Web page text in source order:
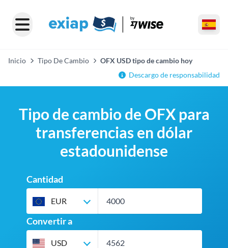
Inicio Tipo De Cambio
OFX USD tipo de cambio hoy
Descargo de responsabilidad
Tipo de cambio de OFX para
transferencias en dólar
estadounidense
Cantidad
EUR
Convertir a
USD